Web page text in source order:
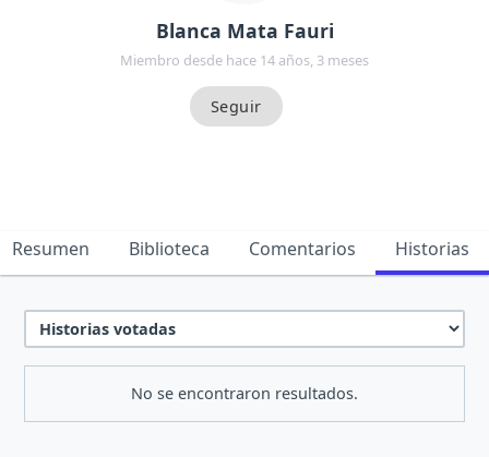
Blanca Mata Fauri
Miembro desde hace 14 años, 3 meses
Resumen Biblioteca Comentarios Historias
No se encontraron resultados.